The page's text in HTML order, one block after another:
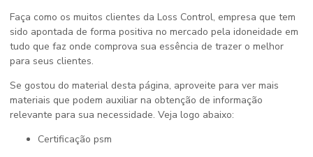
Faça como os muitos clientes da Loss Control, empresa que tem
sido apontada de forma positiva no mercado pela idoneidade em
tudo que faz onde comprova sua essência de trazer o melhor
para seus clientes.
Se gostou do material desta página, aproveite para ver mais
materiais que podem auxiliar na obtenção de informação
relevante para sua necessidade. Veja logo abaixo:
certificação psm